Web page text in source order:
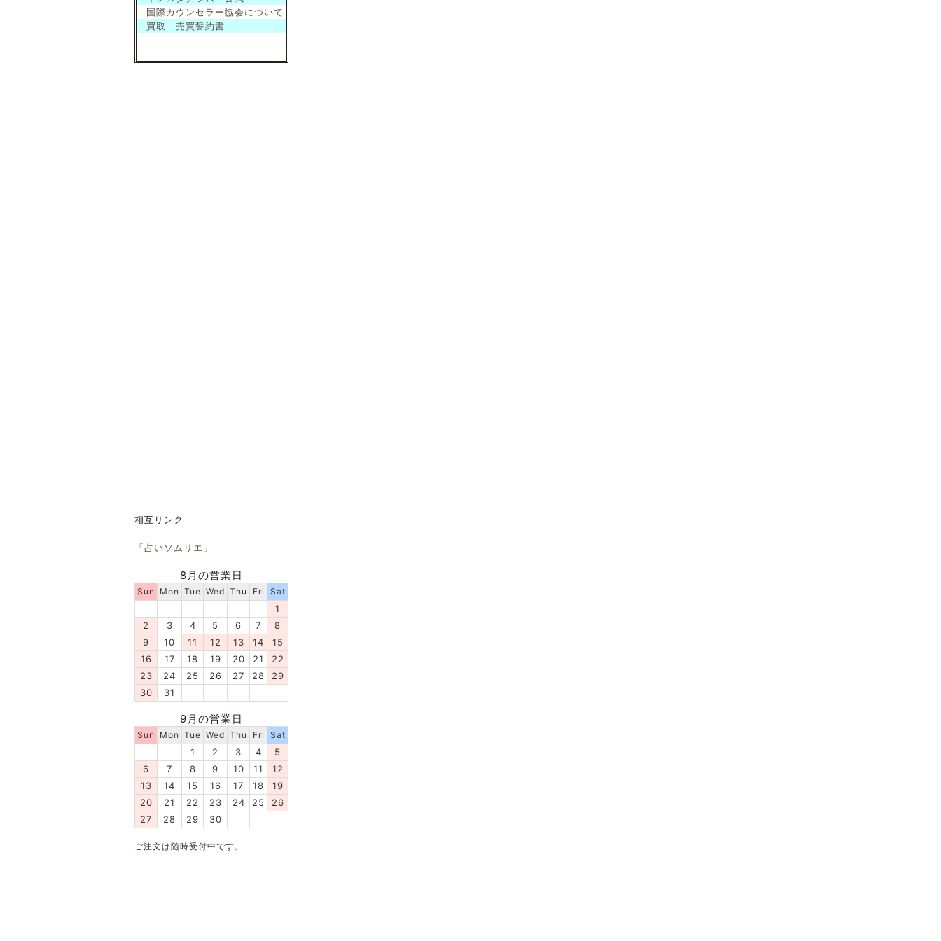
国際カウンセラー協会について
買取 売買誓約書
相互リンク
「占いソムリエ」
8月の営業日
Sun Mon Tue Wed Thu Fri Sat
1
2
3 4 5 6 7
8
9
10 11 12 13 14
15
16
17 18 19 20 21
22
23
24 25 26 27 28
29
30
31
9月の営業日
Sun Mon Tue Wed Thu Fri Sat
1 2 3 4
5
6
7 8 9 10 11
12
13
14 15 16 17 18
19
20
21 22 23 24 25
26
27
28 29 30
ご注文は随時受付中です。